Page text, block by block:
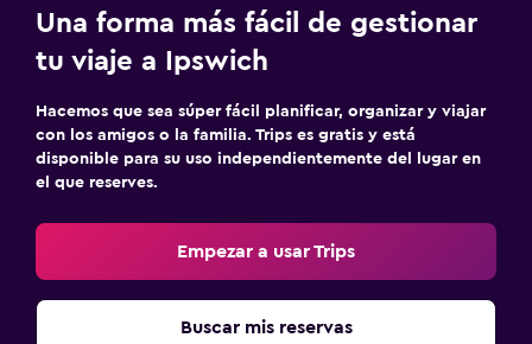
Actividades
Juegos de mesa/rompecabezas
Ideal para familias
Cuna/cama nido disponibles
Comidas para niños
Estacionamiento gratuito
Una forma más fácil de gestionar
tu viaje a Ipswich
Hacemos que sea súper fácil planificar, organizar y viajar
con los amigos o la familia. Trips es gratis y está
disponible para su uso independientemente del lugar en
el que reserves.
Empezar a usar Trips
Buscar mis reservas